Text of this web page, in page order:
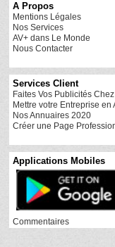
A Propos
Mentions Légales
Nos Services
AV+ dans Le Monde
Nous Contacter
Services Client
Faites Vos Publicités
Mettre votre Entreprise en
Nos Annuaires 2020
Créer une Page
Applications Mobiles
Commentaires